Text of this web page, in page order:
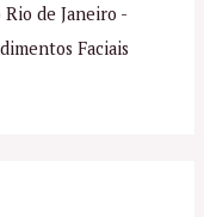
de Janeiro -
Faciais